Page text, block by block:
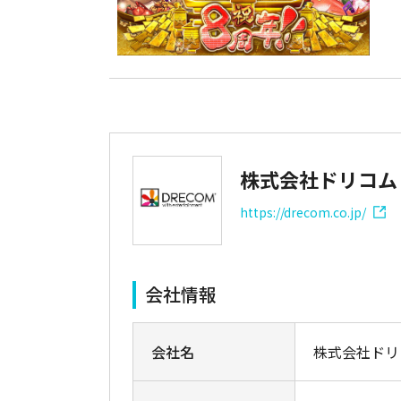
株式会社ドリコム
https://drecom.co.jp/
会社情報
会社名 株式会社ド